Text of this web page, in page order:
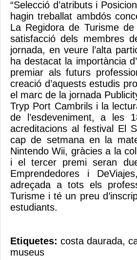
“Selecció d’atributs i
hagin treballat ambdós
La Regidora de Turisme
satisfacció dels membres
jornada, en veure l’alta
ha destacat la importància
premiar als futurs
creació d’aquests estudis
el marc de la jornada
Tryp Port Cambrils i la
de l’esdeveniment, a les
acreditacions al festival El
cap de setmana en la
Nintendo Wii, gràcies a la
i el tercer premi seran
Emprendedores i
adreçada a tots els
Turisme i té un preu
estudiants.
Etiquetes: costa daurada,
museus